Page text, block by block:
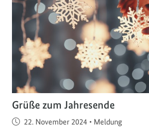
Grüße zum Jahresende
Veröffentlicht am
22. November 2024 • Meldung